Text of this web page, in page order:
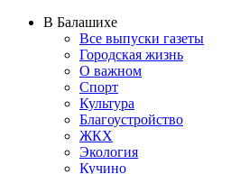
В Балашихе
Все выпуски газеты
Городская жизнь
О важном
Спорт
Культура
Благоустройство
ЖКХ
Экология
Кучино